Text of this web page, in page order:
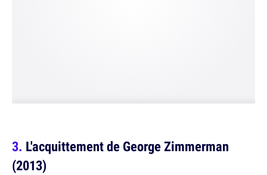
L'acquittement de George Zimmerman
(2013)